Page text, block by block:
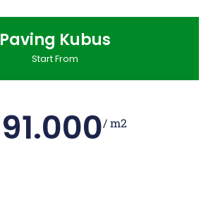
Paving Kubus
Start From
91.000/ m2